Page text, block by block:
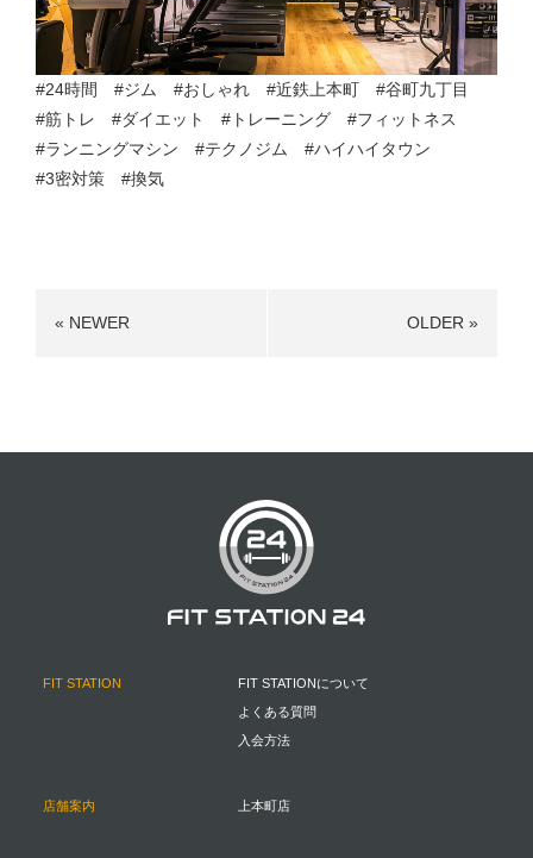
#24時間 #ジム #おしゃれ #近鉄上本町
#谷町九丁目
#筋トレ
#ダイエット #トレーニング
#フィットネス
#ランニングマシン
#テクノジム
#ハイハイタウン
#3密対策
#換気
« NEWER OLDER »
FIT STATION
FIT STATIONについて
よくある質問
入会方法
店舗案内 上本町店